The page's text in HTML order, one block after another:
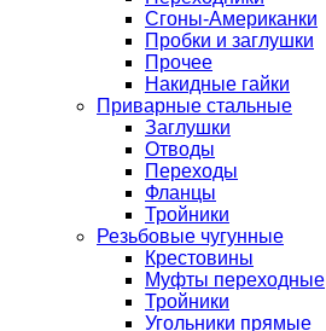
Сгоны-Американки
Пробки и заглушки
Прочее
Накидные гайки
Приварные стальные
Заглушки
Отводы
Переходы
Фланцы
Тройники
Резьбовые чугунные
Крестовины
Муфты переходные
Тройники
Угольники прямые